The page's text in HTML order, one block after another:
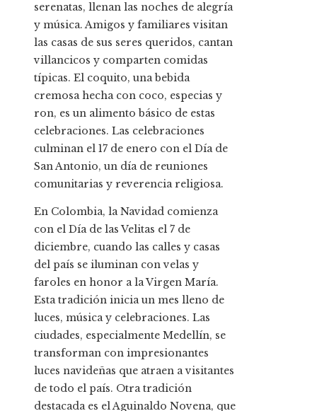
serenatas, llenan las noches de alegría
y música. Amigos y familiares visitan
las casas de sus seres queridos, cantan
villancicos y comparten comidas
típicas. El coquito, una bebida
cremosa hecha con coco, especias y
ron, es un alimento básico de estas
celebraciones. Las celebraciones
culminan el 17 de enero con el Día de
San Antonio, un día de reuniones
comunitarias y reverencia religiosa.
En Colombia, la Navidad comienza
con el Día de las Velitas el 7 de
diciembre, cuando las calles y casas
del país se iluminan con velas y
faroles en honor a la Virgen María.
Esta tradición inicia un mes lleno de
luces, música y celebraciones. Las
ciudades, especialmente Medellín, se
transforman con impresionantes
luces navideñas que atraen a visitantes
de todo el país. Otra tradición
destacada es el Aguinaldo Novena, que